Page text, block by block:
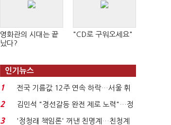
영화관의 시대는 끝
났다?
"CD로 구워오세요"
인기뉴스
1
전국 기름값 12주 연속 하락…서울 휘
발윳값 1909원...
2
김민석 "경선갈등 완전 제로 노력"…정
청래 "반명 공세 사...
3
'정청래 책임론' 꺼낸 친명계…친청계